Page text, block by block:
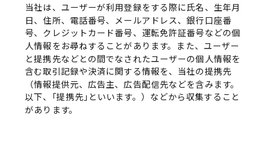
当社は、ユーザーが利用登録をする際に氏名、生年月
日、住所、電話番号、メールアドレス、銀行口座番
号、クレジットカード番号、運転免許証番号などの個
人情報をお尋ねすることがあります。また、ユーザー
と提携先などとの間でなされたユーザーの個人情報を
含む取引記録や決済に関する情報を、当社の提携先
（情報提供元、広告主、広告配信先などを含みます。
以下、｢提携先｣といいます。）などから収集すること
があります。